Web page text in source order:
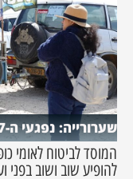
שערורייה: נפגעי ה-7 לאוקטובר ממשיכים להיפגע
להופיע שוב ושוב בפני